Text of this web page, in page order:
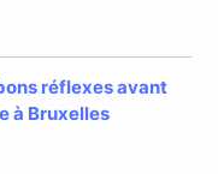
réflexes avant
à Bruxelles